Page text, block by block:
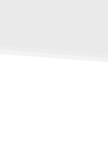
bisa